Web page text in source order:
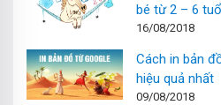
bé từ 2 – 6
16/08/2018
Cách in bản
hiệu quả nhất
09/08/2018